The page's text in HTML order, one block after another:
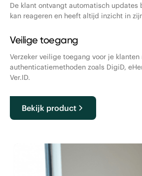
De klant ontvangt automatisch updates
kan reageren en heeft altijd inzicht in
Veili ge toegang
Verzeker veilige toegang voor je klanten
authenticatiemethoden zoals DigiD,
Ver.ID.
Bekijk product